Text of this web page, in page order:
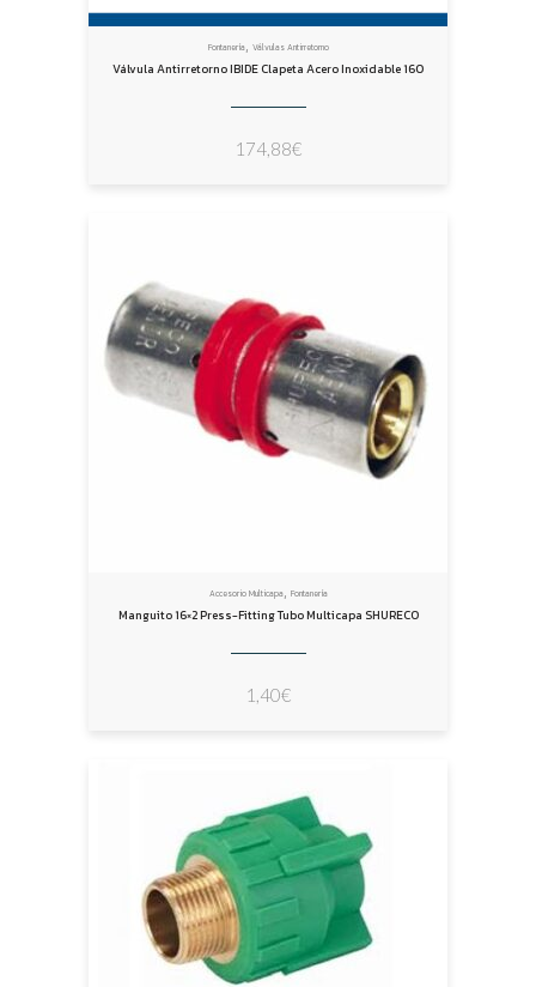
Fontanería, Válvulas Antirretorno
Válvula Antirretorno IBIDE Clapeta Acero Inoxidable 160
174,88€
Accesorio Multicapa, Fontanería
Manguito 16×2 Press-Fitting Tubo Multicapa SHURECO
1,40€